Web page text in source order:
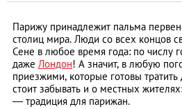
Парижу принадлежит пальма
столиц мира. Люди со всех концов
Сене в любое время года: по числу
даже Лондон! А значит, в любую
приезжими, которые готовы
стоит забывать и о местных
— традиция для парижан.